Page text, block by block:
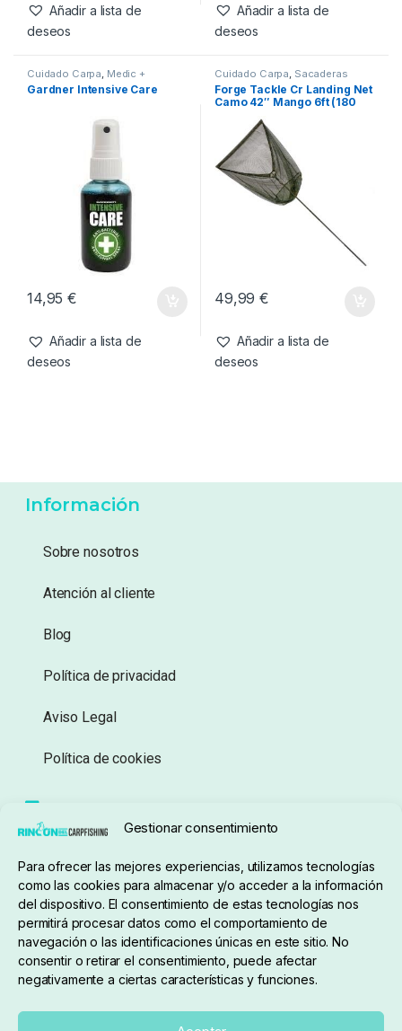
Gestionar consentimiento
Para ofrecer las mejores experiencias, utilizamos tecnologías
como las cookies para almacenar y/o acceder a la información
del dispositivo. El consentimiento de estas tecnologías nos
permitirá procesar datos como el comportamiento de
navegación o las identificaciones únicas en este sitio. No
consentir o retirar el consentimiento, puede afectar
negativamente a ciertas características y funciones.
Añadir a lista de
deseos
Añadir a lista de
deseos
Cuidado Carpa Medic +
Gardner Intensive Care
14,95€
Añadir a lista de
deseos
Cuidado Carpa Sacaderas
Forge Tackle Cr Landing Net
Camo 42″ Mango 6ft (180
49,99€
Añadir a lista de
deseos
Información
Sobre nosotros
Atención al cliente
Blog
Política de privacidad
Aviso Legal
Política de cookies
Sobre nosotros